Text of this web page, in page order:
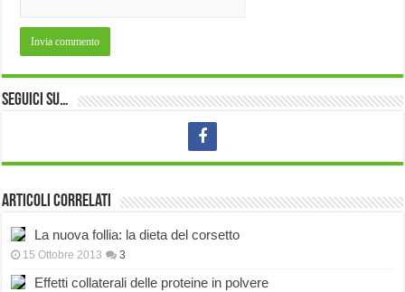
Seguici su…
Articoli correlati
La nuova follia: la dieta del corsetto
15 Ottobre 2013 3
Effetti collaterali delle proteine in polvere